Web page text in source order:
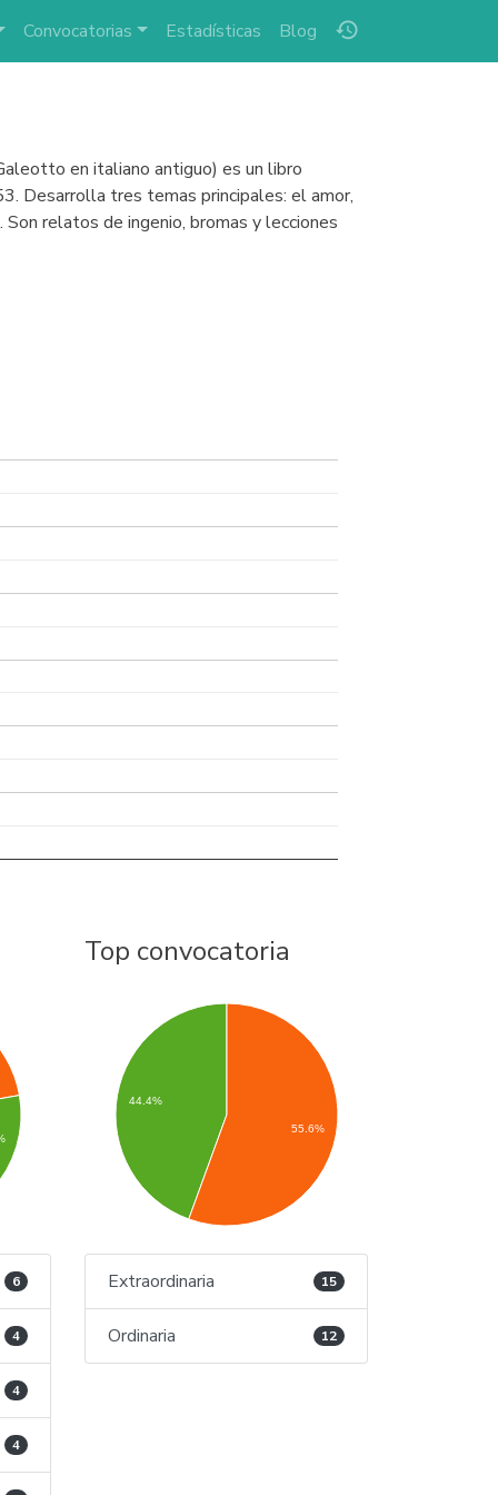
history
Convocatorias Estadísticas Blog
en italiano antiguo) es un libro
Desarrolla tres temas principales: el amor,
relatos de ingenio, bromas y lecciones
6
4
4
4
Top convocatoria
44.4%
55.6%
Extraordinaria 15
Ordinaria 12